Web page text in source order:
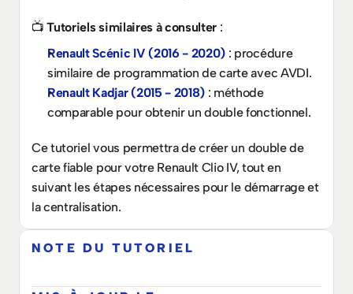
📺 Tutoriels similaires à consulter :
Renault Scénic IV (2016 - 2020) : procédure
similaire de programmation de carte avec AVDI.
Renault Kadjar (2015 - 2018) : méthode
comparable pour obtenir un double fonctionnel.
Ce tutoriel vous permettra de créer un double de
carte fiable pour votre Renault Clio IV, tout en
suivant les étapes nécessaires pour le démarrage et
la centralisation.
NOTE DU TUTORIEL